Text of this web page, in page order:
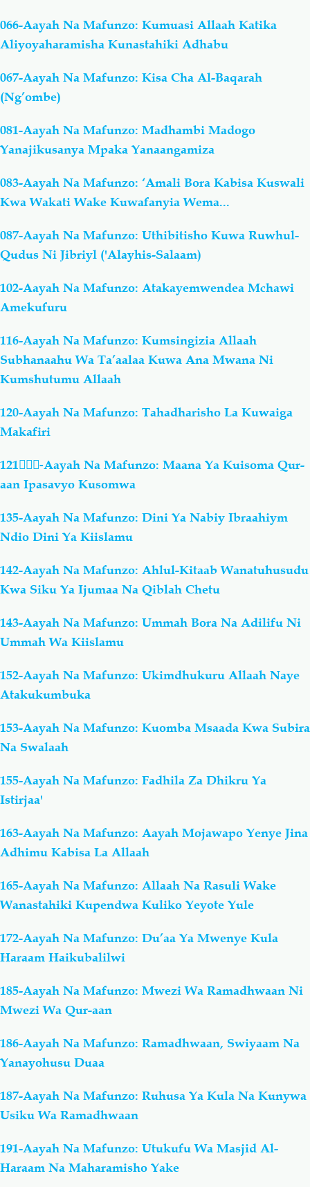
066-Aayah Na Mafunzo: Kumuasi Allaah Katika
Aliyoyaharamisha Kunastahiki Adhabu
067-Aayah Na Mafunzo: Kisa Cha Al-Baqarah
(Ng’ombe)
081-Aayah Na Mafunzo: Madhambi Madogo
Yanajikusanya Mpaka Yanaangamiza
083-Aayah Na Mafunzo: ‘Amali Bora Kabisa Kuswali
Kwa Wakati Wake Kuwafanyia Wema...
087-Aayah Na Mafunzo: Uthibitisho Kuwa Ruwhul-
Qudus Ni Jibriyl ('Alayhis-Salaam)
102-Aayah Na Mafunzo: Atakayemwendea Mchawi
Amekufuru
116-Aayah Na Mafunzo: Kumsingizia Allaah
Subhanaahu Wa Ta’aalaa Kuwa Ana Mwana Ni
Kumshutumu Allaah
120-Aayah Na Mafunzo: Tahadharisho La Kuwaiga
Makafiri
121-ِِِAayah Na Mafunzo: Maana Ya Kuisoma Qur-
aan Ipasavyo Kusomwa
135-Aayah Na Mafunzo: Dini Ya Nabiy Ibraahiym
Ndio Dini Ya Kiislamu
142-Aayah Na Mafunzo: Ahlul-Kitaab Wanatuhusudu
Kwa Siku Ya Ijumaa Na Qiblah Chetu
143-Aayah Na Mafunzo: Ummah Bora Na Adilifu Ni
Ummah Wa Kiislamu
152-Aayah Na Mafunzo: Ukimdhukuru Allaah Naye
Atakukumbuka
153-Aayah Na Mafunzo: Kuomba Msaada Kwa Subira
Na Swalaah
155-Aayah Na Mafunzo: Fadhila Za Dhikru Ya
Istirjaa'
163-Aayah Na Mafunzo: Aayah Mojawapo Yenye Jina
Adhimu Kabisa La Allaah
165-Aayah Na Mafunzo: Allaah Na Rasuli Wake
Wanastahiki Kupendwa Kuliko Yeyote Yule
172-Aayah Na Mafunzo: Du’aa Ya Mwenye Kula
Haraam Haikubalilwi
185-Aayah Na Mafunzo: Mwezi Wa Ramadhwaan Ni
Mwezi Wa Qur-aan
186-Aayah Na Mafunzo: Ramadhwaan, Swiyaam Na
Yanayohusu Duaa
187-Aayah Na Mafunzo: Ruhusa Ya Kula Na Kunywa
Usiku Wa Ramadhwaan
191-Aayah Na Mafunzo: Utukufu Wa Masjid Al-
Haraam Na Maharamisho Yake